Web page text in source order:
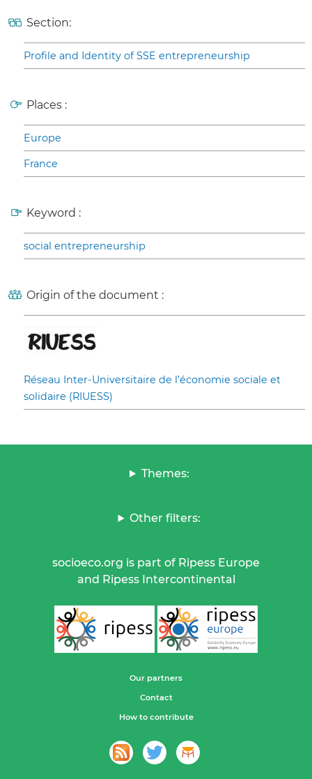
Section:
Profile and Identity of SSE entrepreneurship
Places :
Europe
France
Keyword :
social entrepreneurship
Origin of the document :
Réseau Inter-Universitaire de l’économie sociale et
solidaire (RIUESS)
Themes:
Other filters:
socioeco.org is part of Ripess Europe
and Ripess Intercontinental
Our partners
Contact
How to contribute